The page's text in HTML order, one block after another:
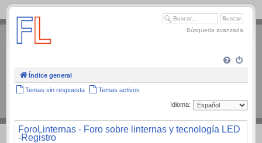
.
Búsqueda avanzada
Índice general
Temas sin respuesta Temas activos
Idioma:
ForoLinternas - Foro sobre linternas y tecnología LED
-Registro